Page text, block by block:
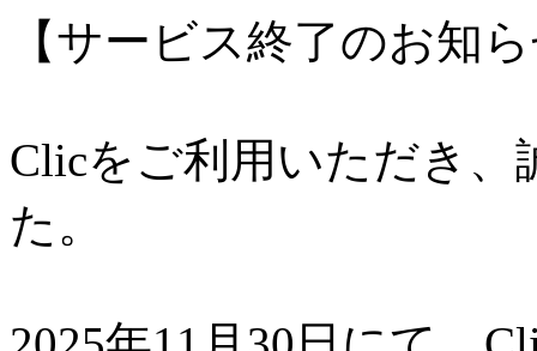
【サービス終了のお知
Clicをご利用いただき
た。